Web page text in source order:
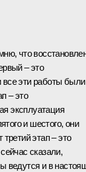
что
– это
все эти работы были
– это
эксплуатация
и шестого, они
этап – это
сказали,
ведутся и в